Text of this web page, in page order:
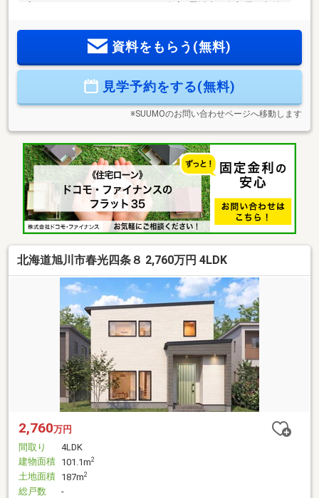
室ウォークインクローゼット・2F全室6畳以上、各部屋に収納
専門店ライトハウス物件。・生活動線で人気の高い住みやす
さ抜群！◇見学予約（無料）ボタン、または見学カレンダー
可能性がございます。※地盤改良費別途
資料をもらう(無料)
見学予約をする(無料)
※SUUMOのお問い合わせページへ移動します
北海道旭川市春光四条８ 2,760万円 4LDK
2,760万円
間取り
4LDK
建物面積 101.1m2
土地面積 187m2
総戸数
-